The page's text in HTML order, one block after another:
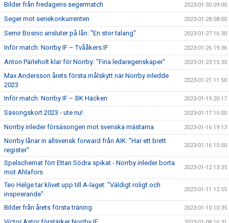
Bilder från fredagens segermatch 2023-01-30 09:00
Seger mot seriekonkurrenten 2023-01-28 08:00
Semir Bosnic ansluter på lån: "En stor talang" 2023-01-27 16:30
Inför match: Norrby IF – Tvååkers IF 2023-01-26 19:36
Anton Pärleholt klar för Norrby: "Fina ledaregenskaper" 2023-01-23 15:30
Max Andersson årets första målskytt när Norrby inledde
2023
2023-01-21 11:50
Inför match: Norrby IF – BK Häcken 2023-01-19 20:17
Säsongskort 2023 - ute nu! 2023-01-17 15:00
Norrby inleder försäsongen mot svenska mästarna 2023-01-16 19:13
Norrby lånar in allsvensk forward från AIK: "Har ett brett
register"
2023-01-16 15:00
Spelschemat förr Ettan Södra spikat - Norrby inleder borta
mot Ahlafors
2023-01-12 13:35
Teo Helge tar klivet upp till A-laget: "Väldigt roligt och
inspirerande"
2023-01-11 12:55
Bilder från årets första träning 2023-01-10 10:35